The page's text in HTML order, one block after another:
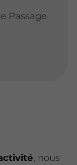
Passage
, nous